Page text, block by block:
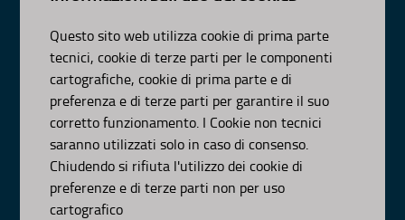
Questo sito web utilizza cookie di prima parte
tecnici, cookie di terze parti per le componenti
cartografiche, cookie di prima parte e di
preferenza e di terze parti per garantire il suo
corretto funzionamento. I Cookie non tecnici
saranno utilizzati solo in caso di consenso.
Chiudendo si rifiuta l'utilizzo dei cookie di
preferenze e di terze parti non per uso
cartografico
scrivici:email-pec
© Regione Puglia
Organizzazione
Pianificazione
Programmazione
APPROFONDIMENTI